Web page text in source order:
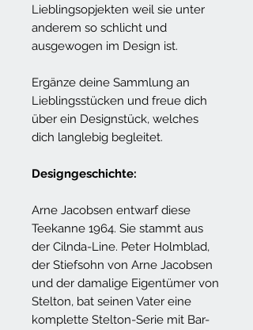
Lieblingsopjekten weil sie unter
anderem so schlicht und
ausgewogen im Design ist.
Ergänze deine Sammlung an
Lieblingsstücken und freue dich
über ein Designstück, welches
dich langlebig begleitet.
Designgeschichte:
Arne Jacobsen entwarf diese
Teekanne 1964. Sie stammt aus
der Cilnda-Line. Peter Holmblad,
der Stiefsohn von Arne Jacobsen
und der damalige Eigentümer von
Stelton, bat seinen Vater eine
komplette Stelton-Serie mit Bar-